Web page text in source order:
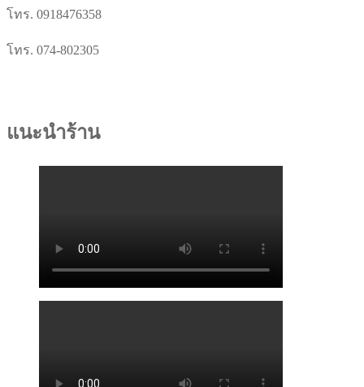
โทร. 0918476358
โทร. 074-802305
แนะนำร้าน